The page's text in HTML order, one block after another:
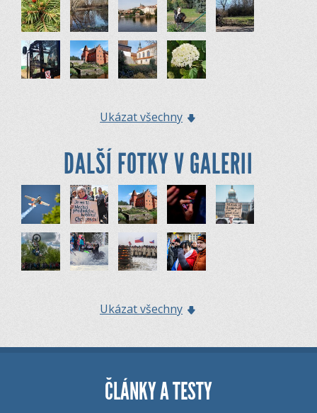
Ukázat všechny
DALŠÍ FOTKY V GALERII
Ukázat všechny
ČLÁNKY A TESTY